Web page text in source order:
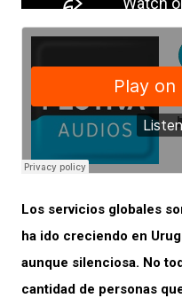
Los servicios globales
ha ido creciendo en
aunque silenciosa. No
cantidad de personas